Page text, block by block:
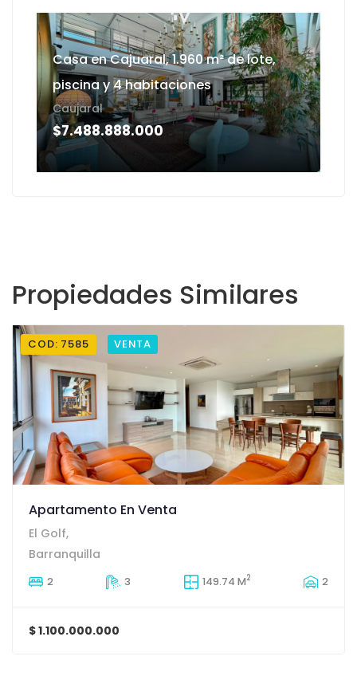
Casa en Cajuaral, 1.960 m² de lote,
piscina y 4 habitaciones
Caujaral
$7.488.888.000
Propiedades Similares
COD: 7585 VENTA
Apartamento En Venta
El Golf,
Barranquilla
2 3 149.74 M2 2
$ 1.100.000.000